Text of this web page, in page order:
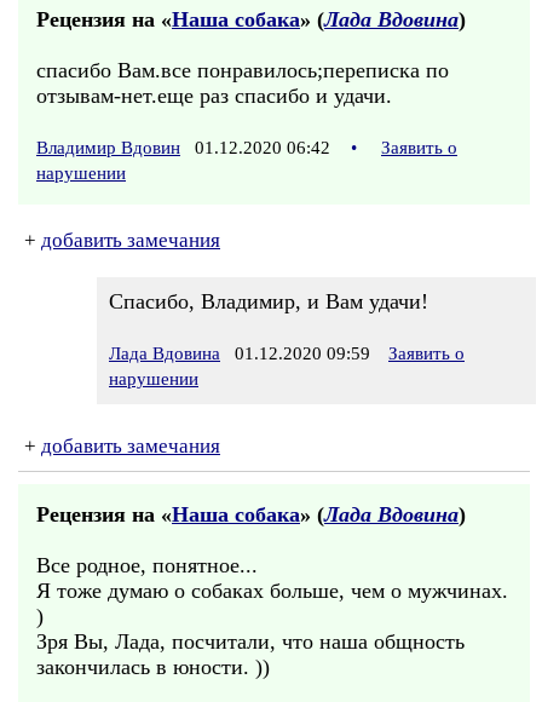
Рецензия на «Наша собака» (Лада Вдовина)
спасибо Вам.все понравилось;переписка по
отзывам-нет.еще раз спасибо и удачи.
Владимир Вдовин 01.12.2020 06:42 •
Заявить о
нарушении
+ добавить замечания
Спасибо, Владимир, и Вам удачи!
Лада Вдовина 01.12.2020 09:59
Заявить о
нарушении
+ добавить замечания
Рецензия на «Наша собака» (Лада Вдовина)
Все родное, понятное...
Я тоже думаю о собаках больше, чем о мужчинах.
)
Зря Вы, Лада, посчитали, что наша общность
закончилась в юности. ))